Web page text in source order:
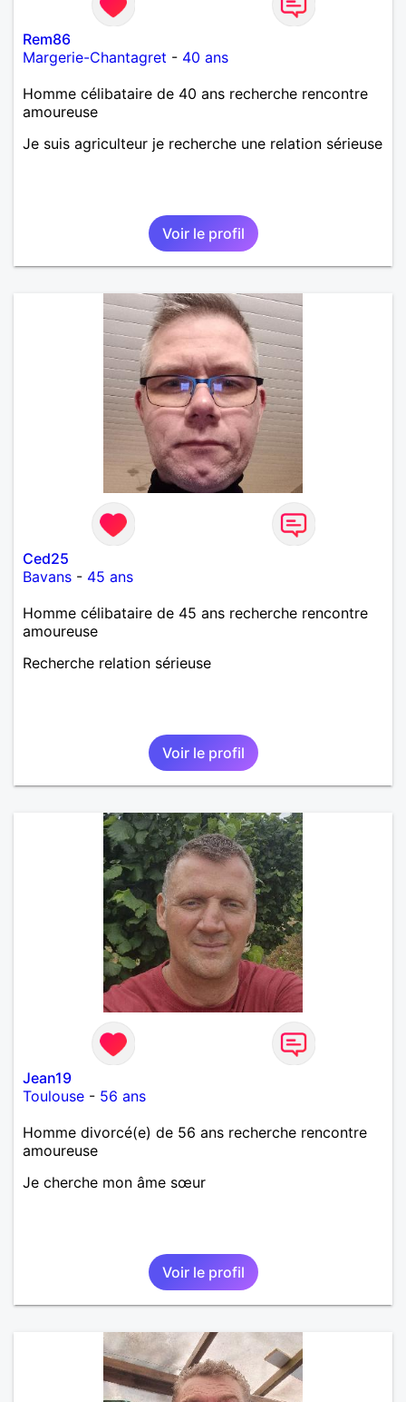
Rem86
Margerie-Chantagret - 40 ans
Homme célibataire de 40 ans recherche rencontre
amoureuse
Je suis agriculteur je recherche une relation sérieuse
Voir le profil
Ced25
Bavans - 45 ans
Homme célibataire de 45 ans recherche rencontre
amoureuse
Recherche relation sérieuse
Voir le profil
Jean19
Toulouse - 56 ans
Homme divorcé(e) de 56 ans recherche rencontre
amoureuse
Je cherche mon âme sœur
Voir le profil